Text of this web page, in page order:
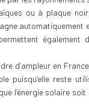
ou à plaque
également
d’ampleur en
puisqu’elle reste
l’énergie solaire